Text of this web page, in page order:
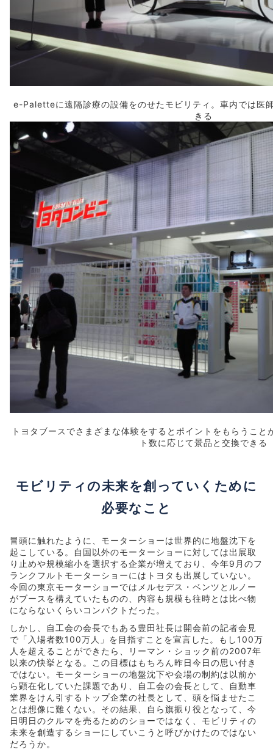
e-Paletteに遠隔診療の設備をのせたモビリティ。車内では医
きる
トヨタブースでさまざまな体験をするとポイントをもらうこと
ト数に応じて景品と交換できる
モビリティの未来を創っていくために
必要なこと
冒頭に触れたように、モーターショーは世界的に地盤沈下を
起こしている。自国以外のモーターショーに対しては出展取
り止めや規模縮小を選択する企業が増えており、今年9月のフ
ランクフルトモーターショーにはトヨタも出展していない。
今回の東京モーターショーではメルセデス・ベンツとルノー
がブースを構えていたものの、内容も規模も往時とは比べ物
にならないくらいコンパクトだった。
しかし、自工会の会長でもある豊田社長は開会前の記者会見
で「入場者数100万人」を目指すことを宣言した。もし100万
人を超えることができたら、リーマン・ショック前の2007年
以来の快挙となる。この目標はもちろん昨日今日の思い付き
ではない。モーターショーの地盤沈下や会場の制約は以前か
ら顕在化していた課題であり、自工会の会長として、自動車
業界をけん引するトップ企業の社長として、頭を悩ませたこ
とは想像に難くない。その結果、自ら旗振り役となって、今
日明日のクルマを売るためのショーではなく、モビリティの
未来を創造するショーにしていこうと呼びかけたのではない
だろうか。